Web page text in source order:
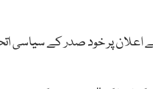
پر خود صدر کے سیاسی